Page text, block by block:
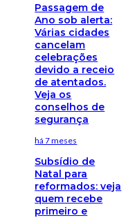
Passagem de
Ano sob alerta:
Várias cidades
cancelam
celebrações
devido a receio
de atentados.
Veja os
conselhos de
segurança
há 7 meses
Subsídio de
Natal para
reformados: veja
quem recebe
primeiro e